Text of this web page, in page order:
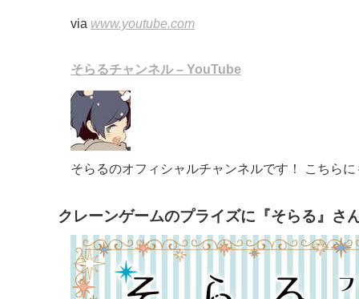
via www.youtube.com
そらるチャンネル – YouTube
そらるのオフィシャルチャンネルです！ こちら
クレーンゲームのプライズに『そらる』さ